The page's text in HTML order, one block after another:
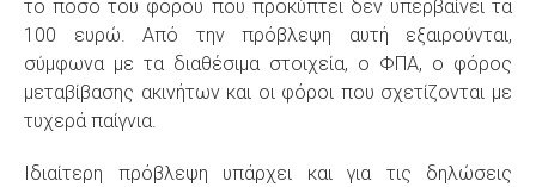
το ποσό του φόρου που προκύπτει δεν υπερβαίνει τα
100 ευρώ. Από την πρόβλεψη αυτή εξαιρούνται,
σύμφωνα με τα διαθέσιμα στοιχεία, ο ΦΠΑ, ο φόρος
μεταβίβασης ακινήτων και οι φόροι που σχετίζονται με
τυχερά παίγνια.
Ιδιαίτερη πρόβλεψη υπάρχει και για τις δηλώσεις